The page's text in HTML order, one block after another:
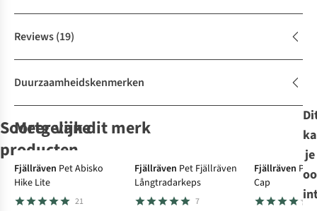
Reviews(19)
Duurzaamheidskenmerken
Soortgelijke
producten
Expert review
Muts
Heavyweight
Muts
Merino
Buff
Muts
Merino Wool
Buff
Merino
Meer van dit merk
Fjällräven Pet Abisko
Hike Lite
21
Fjällräven Pet Fjällräven
Långtradarkeps
7
Fjällräven Pet
Cap
je